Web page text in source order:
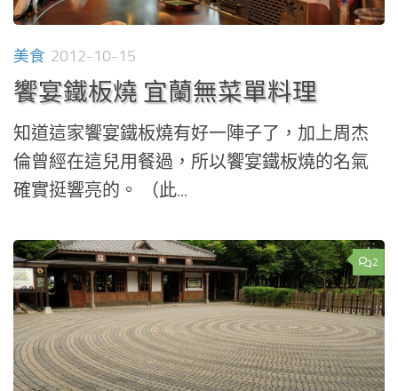
美食 2012-10-15
饗宴鐵板燒 宜蘭無菜單料理
知道這家饗宴鐵板燒有好一陣子了，加上周杰
倫曾經在這兒用餐過，所以饗宴鐵板燒的名氣
確實挺響亮的。 （此...
2